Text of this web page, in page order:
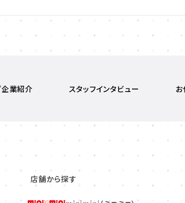
業紹介 スタッフインタビュー
店舗から探す